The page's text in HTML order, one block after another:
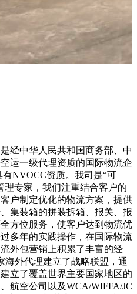
经中华人民共和国商务部、中
运一级代理资质的国际物流企
NVOCC资质。我司是“可
理专家，我们注重结合客户的
户制定优化的物流方案，提供
集装箱的拼装拆箱、报关、报
方位服务，使客户达到物流优
多年的实践操作，在国际物流
外包营销上积累了丰富的经
外代理建立了战略联盟，通
立了覆盖世界主要国家地区的
航空公司以及WCA/WIFFA/JC